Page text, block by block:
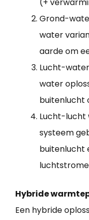
Grond-
water
aarde om
Lucht-
water
buitenlucht
Lucht-lucht
systeem
buitenlucht
Hybride
Een hybride